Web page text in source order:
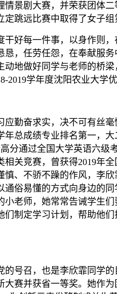
景剧大赛，并荣获团体
跳远比赛中取得了女子组
好每一件事，以身作则
恳，任劳任怨，在奉献服
地做好同学与老师的桥
2019学年度沈阳农业大学
勤奋求实，决不可有丝
年总成绩专业排名第一，
分通过全国大学英语六
关竞赛，曾获得2019年
、不骄不躁的作风，李
通俗易懂的方式向身边的
小老师，她常常告诫学生
制定学习计划，帮助他
号召，也是李欣霏同学
赛并获省一等奖。她作